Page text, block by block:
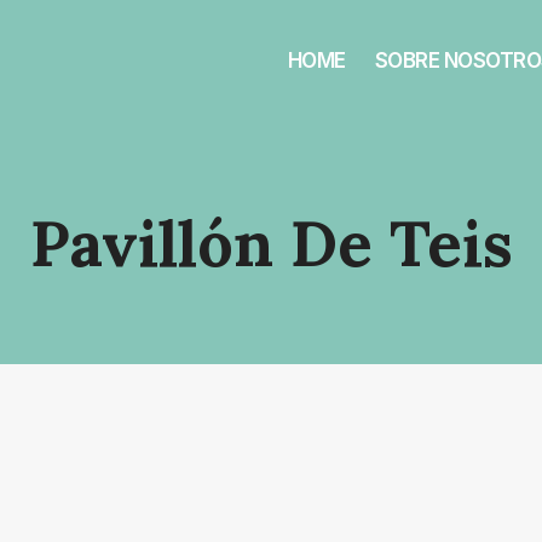
HOME SOBRE
Pavillón De Teis